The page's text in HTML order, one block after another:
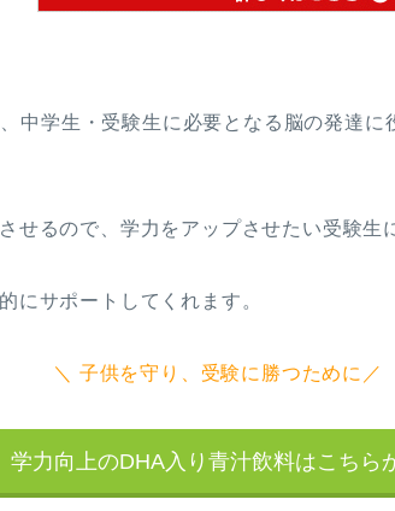
中学生・受験生に必要となる脳の発達に
せるので、学力をアップさせたい受験生
にサポートしてくれます。
＼ 子供を守り、受験に勝つために／
学力向上のDHA入り青汁飲料はこちら